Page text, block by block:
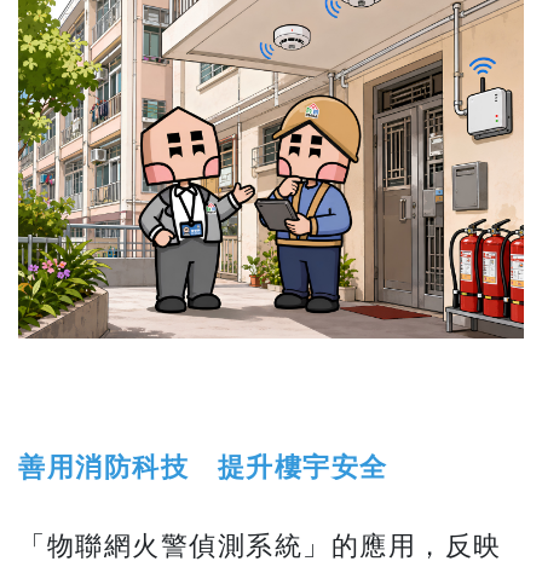
善用消防科技 提升樓宇安全
「物聯網火警偵測系統」的應用，反映